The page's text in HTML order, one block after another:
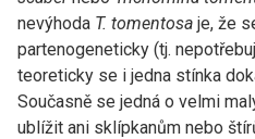
nevýhoda T. tomentosa je, že
partenogeneticky (tj.
teoreticky se i jedna stínka
Současně se jedná o velmi
ublížit ani sklípkanům nebo